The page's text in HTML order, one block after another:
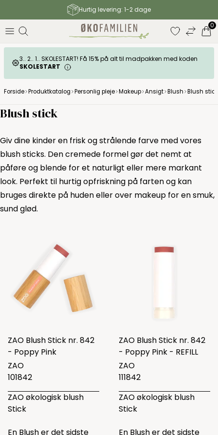
Gratis fragt til GLS pakkeshop over 499 DKK
0
3.. 2.. 1.. SKOLESTART! Få 15% på alt til madpakken med koden
SKOLESTART
Forside Produktkatalog Personlig pleje Makeup Ansigt Blush Blush stick
Blush stick
Giv dine kinder en frisk og strålende farve med vores
blush sticks. Den cremede formel gør det nemt at
påføre og blende for et naturligt eller mere markant
look. Perfekt til hurtig opfriskning på farten og kan
bruges direkte på huden eller over makeup for en smuk,
sund glød.
ZAO Blush Stick nr. 842
- Poppy Pink
ZAO
101842
ZAO økologisk blush
Stick
En Blush er det sidste
ZAO Blush Stick nr. 842
- Poppy Pink - REFILL
ZAO
111842
ZAO økologisk blush
Stick
En Blush er det sidste